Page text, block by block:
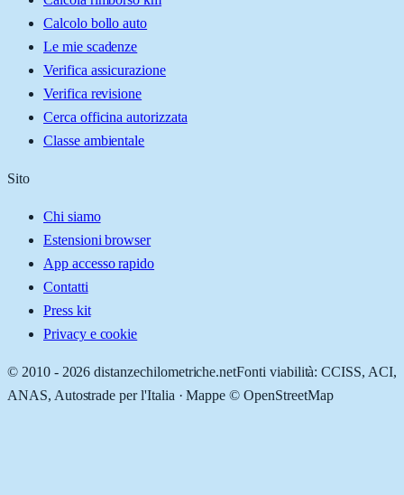
Calcolo bollo auto
Le mie scadenze
Verifica assicurazione
Verifica revisione
Cerca officina autorizzata
Classe ambientale
Sito
Chi siamo
Estensioni browser
App accesso rapido
Contatti
Press kit
Privacy e cookie
© 2010 - 2026 distanzechilometriche.netFonti viabilità: CCISS, ACI,
ANAS, Autostrade per l'Italia · Mappe © OpenStreetMap